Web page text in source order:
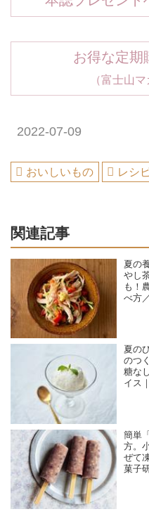
お得な定期
（富士山マ
2022-07-09
おいしいもの レシ
関連記事
夏の
やし
も！
べ方
夏の
のつ
糖な
イス
簡単
方。
ぜて
菓子